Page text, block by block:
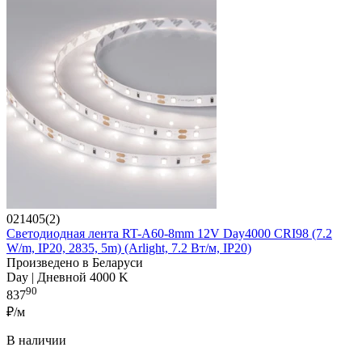
021405(2)
Светодиодная лента RT-A60-8mm 12V Day4000 CRI98 (7.2
W/m, IP20, 2835, 5m) (Arlight, 7.2 Вт/м, IP20)
Произведено в Беларуси
Day | Дневной 4000 K
83790
₽/м
В наличии